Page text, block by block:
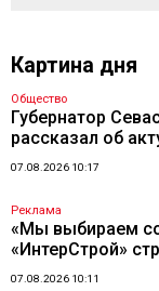
Картина дня
Общество
Губернатор
рассказал об
07.08.2026 10:17
Реклама
«Мы выбираем
«ИнтерСтрой»
07.08.2026 10:11